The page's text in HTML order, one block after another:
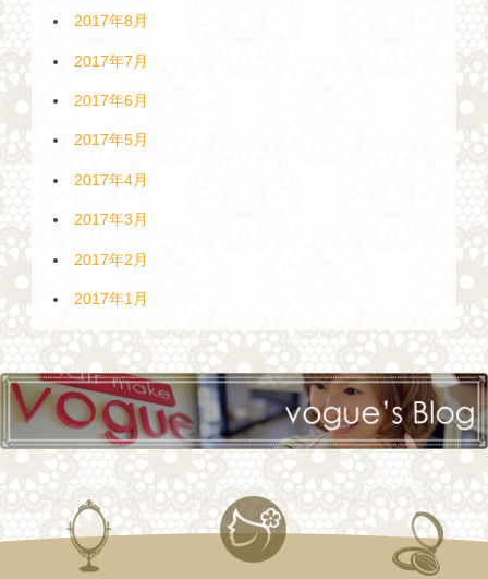
2017年8月
2017年7月
2017年6月
2017年5月
2017年4月
2017年3月
2017年2月
2017年1月